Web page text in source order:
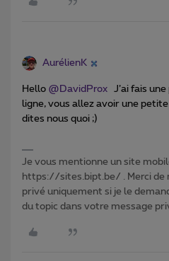
AurélienK
Hello @DavidProx J’ai fais
ligne, vous allez avoir une
dites nous quoi ;)
Je vous mentionne un site
https://sites.bipt.be/ . Merci de
privé uniquement si je le
du topic dans votre message